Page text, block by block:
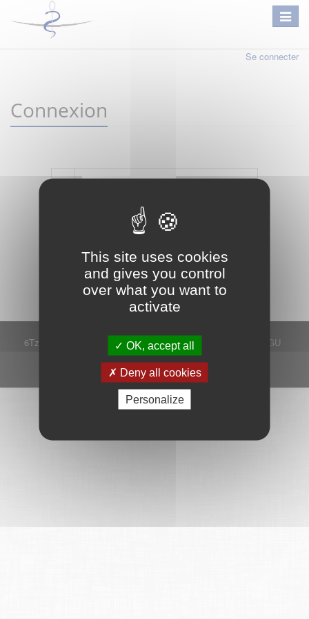
This site uses cookies
and gives you control
over what you want to
activate
OK, accept all
Deny all cookies
Personalize
Se connecter
Connexion
Mot de passe oublié ? Je crée mon compte
Connexion
6Tzen ©2015 - Tous droits réservés Mentions légales
CGU
Plan du site
FAQ
Contact
Ce service est proposé par6Tzen